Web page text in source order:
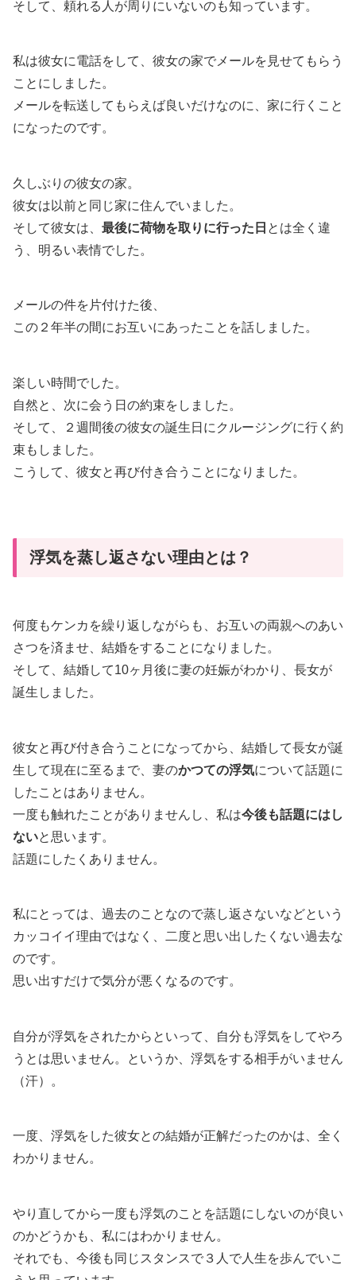
そして、頼れる人が周りにいないのも知っています。
私は彼女に電話をして、彼女の家でメールを見せてもらう
ことにしました。
メールを転送してもらえば良いだけなのに、家に行くこと
になったのです。
久しぶりの彼女の家。
彼女は以前と同じ家に住んでいました。
そして彼女は、 最後に荷物を取りに行った日 とは全く違
う、明るい表情でした。
メールの件を片付けた後、
この２年半の間にお互いにあったことを話しました。
楽しい時間でした。
自然と、次に会う日の約束をしました。
そして、２週間後の彼女の誕生日にクルージングに行く約
束もしました。
こうして、彼女と再び付き合うことになりました。
浮気を蒸し返さない理由とは？
何度もケンカを繰り返しながらも、お互いの両親へのあい
さつを済ませ、結婚をすることになりました。
そして、結婚して10ヶ月後に妻の妊娠がわかり、長女が
誕生しました。
彼女と再び付き合うことになってから、結婚して長女が誕
生して現在に至るまで、妻のかつての浮気について話題に
したことはありません。
一度も触れたことがありませんし、私は今後も話題にはし
ないと思います。
話題にしたくありません。
私にとっては、過去のことなので蒸し返さないなどという
カッコイイ理由ではなく、二度と思い出したくない過去な
のです。
思い出すだけで気分が悪くなるのです。
自分が浮気をされたからといって、自分も浮気をしてやろ
うとは思いません。というか、浮気をする相手がいません
（汗）。
一度、浮気をした彼女との結婚が正解だったのかは、全く
わかりません。
やり直してから一度も浮気のことを話題にしないのが良い
のかどうかも、私にはわかりません。
それでも、今後も同じスタンスで３人で人生を歩んでいこ